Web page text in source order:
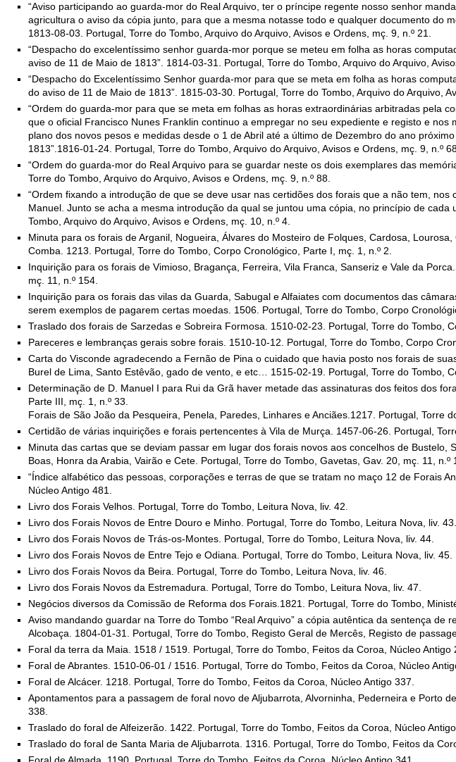
“Aviso participando ao guarda-mor do Real Arquivo, ter o príncipe regente nosso senhor
agricultura o aviso da cópia junto, para que a mesma notasse todo e qualquer documento do
1813-08-03. Portugal, Torre do Tombo, Arquivo do Arquivo, Avisos e Ordens, mç. 9, n.º 21.
“Despacho do excelentíssimo senhor guarda-mor porque se meteu em folha as horas
aviso de 11 de Maio de 1813”. 1814-03-31. Portugal, Torre do Tombo, Arquivo do Arquivo,
“Despacho do Excelentíssimo Senhor guarda-mor para que se meta em folha as horas
do aviso de 11 de Maio de 1813”. 1815-03-30. Portugal, Torre do Tombo, Arquivo do Arquivo,
“Ordem do guarda-mor para que se meta em folhas as horas extraordinárias arbitradas pela
que o oficial Francisco Nunes Franklin continuo a empregar no seu expediente e registo e
plano dos novos pesos e medidas desde o 1 de Abril até a último de Dezembro do ano
1813”.1816-01-24. Portugal, Torre do Tombo, Arquivo do Arquivo, Avisos e Ordens, mç. 9, n.º
“Ordem do guarda-mor do Real Arquivo para se guardar neste os dois exemplares das
Torre do Tombo, Arquivo do Arquivo, Avisos e Ordens, mç. 9, n.º 88.
“Ordem fixando a introdução de que se deve usar nas certidões dos forais que a não tem,
Manuel. Junto se acha a mesma introdução da qual se juntou uma cópia, no princípio de
Tombo, Arquivo do Arquivo, Avisos e Ordens, mç. 10, n.º 4.
Minuta para os forais de Arganil, Nogueira, Álvares do Mosteiro de Folques, Cardosa,
Comba. 1213. Portugal, Torre do Tombo, Corpo Cronológico, Parte I, mç. 1, n.º 2.
Inquirição para os forais de Vimioso, Bragança, Ferreira, Vila Franca, Sanseriz e Vale da
mç. 11, n.º 154.
Inquirição para os forais das vilas da Guarda, Sabugal e Alfaiates com documentos das
serem exemplos de pagarem certas moedas. 1506. Portugal, Torre do Tombo, Corpo
Traslado dos forais de Sarzedas e Sobreira Formosa. 1510-02-23. Portugal, Torre do Tombo,
Pareceres e lembranças gerais sobre forais. 1510-10-12. Portugal, Torre do Tombo, Corpo
Carta do Visconde agradecendo a Fernão de Pina o cuidado que havia posto nos forais de
Burel de Lima, Santo Estêvão, gado de vento, e etc… 1515-02-19. Portugal, Torre do Tombo,
Determinação de D. Manuel I para Rui da Grã haver metade das assinaturas dos feitos dos
Parte III, mç. 1, n.º 33.
Forais de São João da Pesqueira, Penela, Paredes, Linhares e Anciães.1217. Portugal, Torre
Certidão de várias inquirições e forais pertencentes à Vila de Murça. 1457-06-26. Portugal,
Minuta das cartas que se deviam passar em lugar dos forais novos aos concelhos de Bustelo,
Boas, Honra da Arabia, Vairão e Cete. Portugal, Torre do Tombo, Gavetas, Gav. 20, mç. 11, n.º
“Índice alfabético das pessoas, corporações e terras de que se tratam no maço 12 de Forais
Núcleo Antigo 481.
Livro dos Forais Velhos. Portugal, Torre do Tombo, Leitura Nova, liv. 42.
Livro dos Forais Novos de Entre Douro e Minho. Portugal, Torre do Tombo, Leitura Nova, liv. 43.
Livro dos Forais Novos de Trás-os-Montes. Portugal, Torre do Tombo, Leitura Nova, liv. 44.
Livro dos Forais Novos de Entre Tejo e Odiana. Portugal, Torre do Tombo, Leitura Nova, liv. 45.
Livro dos Forais Novos da Beira. Portugal, Torre do Tombo, Leitura Nova, liv. 46.
Livro dos Forais Novos da Estremadura. Portugal, Torre do Tombo, Leitura Nova, liv. 47.
Negócios diversos da Comissão de Reforma dos Forais.1821. Portugal, Torre do Tombo,
Aviso mandando guardar na Torre do Tombo “Real Arquivo” a cópia autêntica da sentença
Alcobaça. 1804-01-31. Portugal, Torre do Tombo, Registo Geral de Mercês, Registo de
Foral da terra da Maia. 1518 / 1519. Portugal, Torre do Tombo, Feitos da Coroa, Núcleo Antigo
Foral de Abrantes. 1510-06-01 / 1516. Portugal, Torre do Tombo, Feitos da Coroa, Núcleo
Foral de Alcácer. 1218. Portugal, Torre do Tombo, Feitos da Coroa, Núcleo Antigo 337.
Apontamentos para a passagem de foral novo de Aljubarrota, Alvorninha, Pederneira e Porto
338.
Traslado do foral de Alfeizerão. 1422. Portugal, Torre do Tombo, Feitos da Coroa, Núcleo Antigo
Traslado do foral de Santa Maria de Aljubarrota. 1316. Portugal, Torre do Tombo, Feitos da